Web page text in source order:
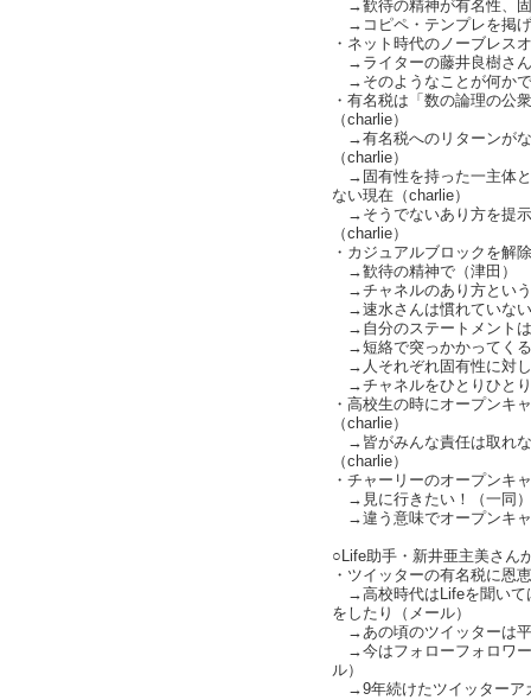
→歓待の精神が有名性、
→コピペ・テンプレを掲げ
・ネット時代のノーブレス
→ライターの藤井良樹さん
→そのようなことが何か
・有名税は「数の論理の公
（charlie）
→有名税へのリターンが
（charlie）
→固有性を持った一主体と
ない現在（charlie）
→そうでないあり方を提
（charlie）
・カジュアルブロックを解
→歓待の精神で（津田）
→チャネルのあり方とい
→速水さんは慣れていない
→自分のステートメント
→短絡で突っかかってくる
→人それぞれ固有性に対し
→チャネルをひとりひと
・高校生の時にオープンキ
（charlie）
→皆がみんな責任は取れな
（charlie）
・チャーリーのオープンキ
→見に行きたい！（一同
→違う意味でオープンキャ
○Life助手・新井亜主美さん
・ツイッターの有名税に恩
→高校時代はLifeを聞いて
をしたり（メール）
→あの頃のツイッターは平
→今はフォローフォロワー
ル）
→9年続けたツイッターア